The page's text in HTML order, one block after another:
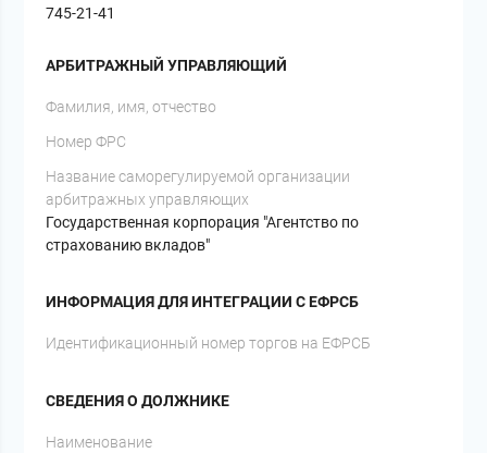
745-21-41
АРБИТРАЖНЫЙ УПРАВЛЯЮЩИЙ
Фамилия, имя, отчество
Номер ФРС
Название саморегулируемой организации
арбитражных управляющих
Государственная корпорация "Агентство по
страхованию вкладов"
ИНФОРМАЦИЯ ДЛЯ ИНТЕГРАЦИИ С ЕФРСБ
Идентификационный номер торгов на ЕФРСБ
СВЕДЕНИЯ О ДОЛЖНИКЕ
Наименование